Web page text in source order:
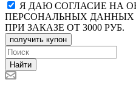
Я ДАЮ СОГЛАСИЕ НА
ПЕРСОНАЛЬНЫХ ДАННЫХ
ПРИ ЗАКАЗЕ ОТ 3000 РУБ.
получить купон
Найти